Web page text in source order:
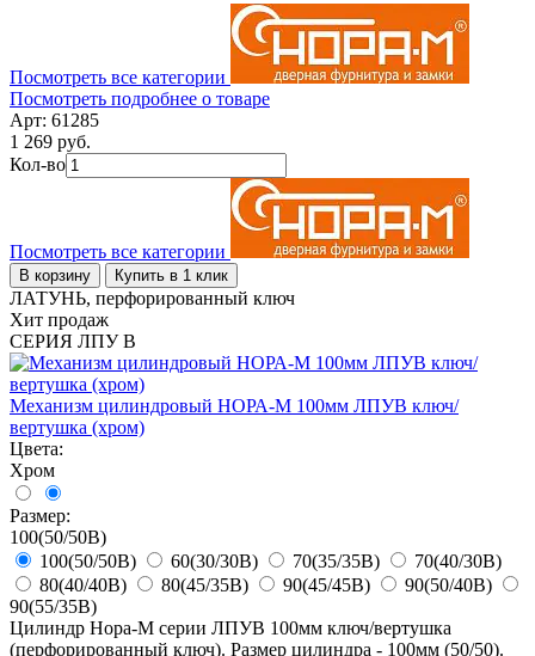
Посмотреть все категории
Посмотреть подробнее о товаре
Арт: 61285
1 269 руб.
Кол-во
Посмотреть все категории
В корзину Купить в 1 клик
ЛАТУНЬ, перфорированный ключ
Хит продаж
СЕРИЯ ЛПУ В
Механизм цилиндровый НОРА-М 100мм ЛПУВ ключ/
вертушка (хром)
Цвета:
Хром
Размер:
100(50/50В)
100(50/50В)
60(30/30В) 70(35/35В)
70(40/30В)
80(40/40В)
80(45/35В) 90(45/45В)
90(50/40В)
90(55/35В)
Цилиндр Нора-М серии ЛПУВ 100мм ключ/вертушка
(перфорированный ключ). Размер цилиндра - 100мм (50/50).